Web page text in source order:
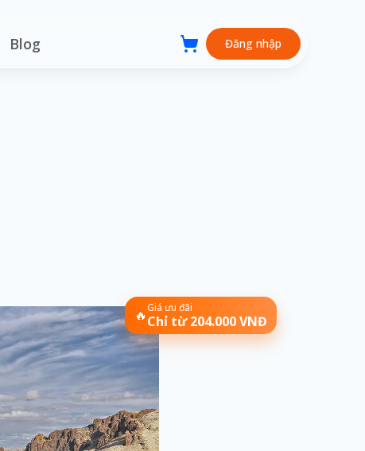
Blog Đăng nhập
🔥Giá ưu đãi
Chỉ từ 204.000 VNĐ